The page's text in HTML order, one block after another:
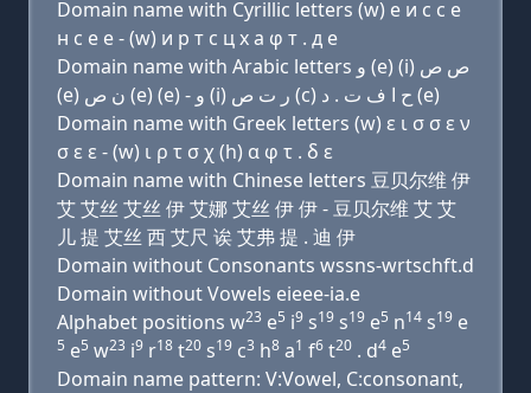
Domain name with Cyrillic letters (w) e и с с e
н с e e - (w) и р т с ц х a φ т . д e
Domain name with Arabic letters ﻭ (e) (i) ﺹ ﺹ
(e) ﻥ ﺹ (e) (e) - ﻭ (i) ﺭ ﺕ ﺹ (c) ﺡ ﺍ ﻑ ﺕ . ﺩ (e)
Domain name with Greek letters (w) ε ι σ σ ε ν
σ ε ε - (w) ι ρ τ σ χ (h) α φ τ . δ ε
Domain name with Chinese letters 豆贝尔维 伊
艾 艾丝 艾丝 伊 艾娜 艾丝 伊 伊 - 豆贝尔维 艾 艾
儿 提 艾丝 西 艾尺 诶 艾弗 提 . 迪 伊
Domain without Consonants wssns-wrtschft.d
Domain without Vowels eieee-ia.e
Alphabet positions w23 e5 i9 s19 s19 e5 n14 s19 e
5 e5 w23 i9 r18 t20 s19 c3 h8 a1 f6 t20 . d4 e5
Domain name pattern: V:Vowel, C:consonant,